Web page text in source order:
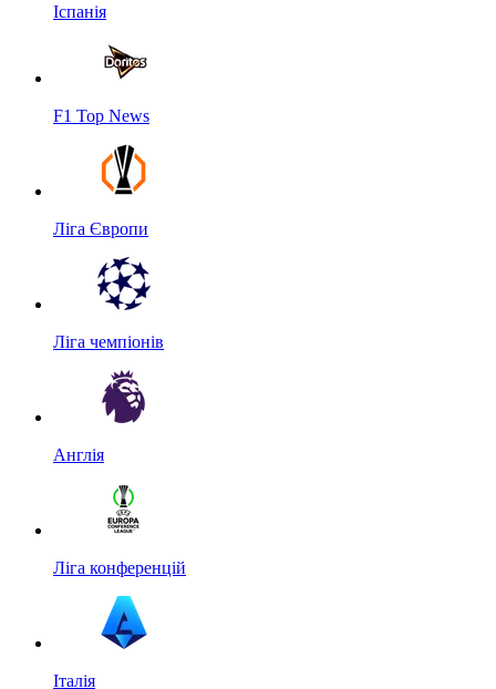
Іспанія
F1 Top News
Ліга Європи
Ліга чемпіонів
Англія
Ліга конференцій
Італія